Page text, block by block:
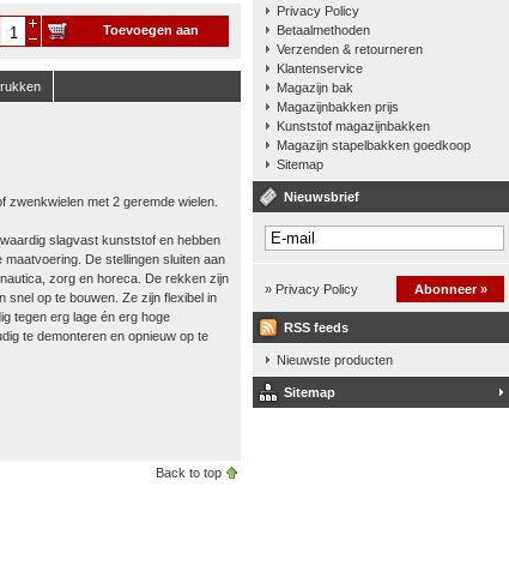
Toevoegen aan
met 2 geremde wielen.
slagvast kunststof en hebben
De stellingen sluiten aan
zorg en horeca. De rekken zijn
snel op te bouwen. Ze zijn flexibel in
tegen erg lage én erg hoge
te demonteren en opnieuw op te
Back to top
Privacy Policy
Betaalmethoden
Verzenden & retourneren
Klantenservice
Magazijn bak
Magazijnbakken prijs
Kunststof magazijnbakken
Magazijn stapelbakken goedkoop
Sitemap
Nieuwsbrief
» Privacy Policy Abonneer »
RSS feeds
Nieuwste producten
Sitemap